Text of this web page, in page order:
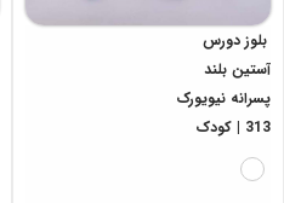
بلوز دورس
آستین بلند
پسرانه نیویورک
313 | کودک